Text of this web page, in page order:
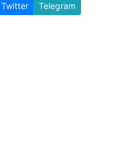
Twitter Telegram